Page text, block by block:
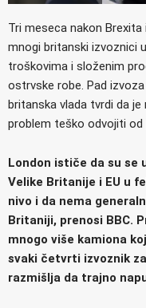
Tri meseca nakon
mnogi britanski izvoznici
troškovima i složenim
ostrvske robe. Pad
britanska vlada tvrdi da je
problem teško odvojiti od
London ističe da su se
Velike Britanije i EU u
nivo i da nema
Britaniji, prenosi BBC.
mnogo više kamiona
svaki četvrti izvoznik
razmišlja da trajno